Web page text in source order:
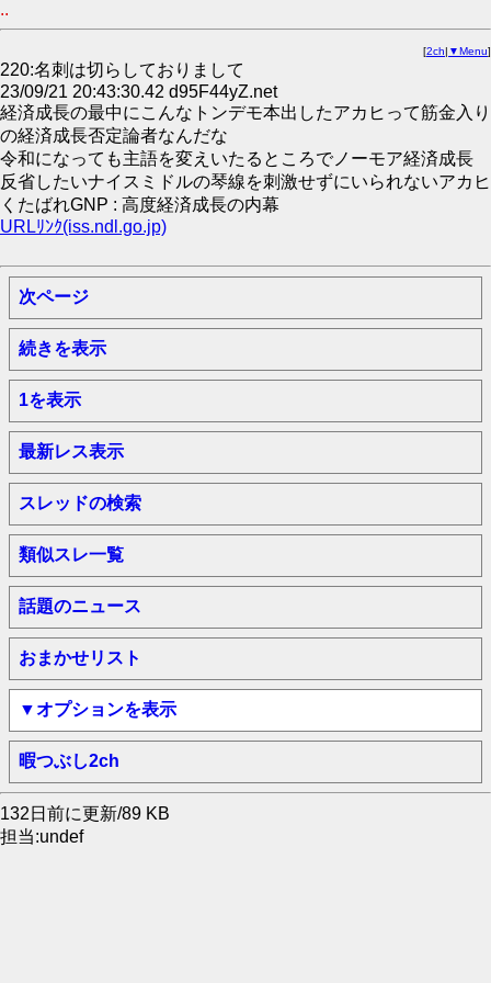
..
[2ch| ▼Menu]
220:名刺は切らしておりまして
23/09/21 20:43:30.42 d95F44yZ.net
経済成長の最中にこんなトンデモ本出したアカヒって筋金入り
の経済成長否定論者なんだな
令和になっても主語を変えいたるところでノーモア経済成長
反省したいナイスミドルの琴線を刺激せずにいられないアカヒ
くたばれGNP : 高度経済成長の内幕
URLﾘﾝｸ(iss.ndl.go.jp)
次ページ
続きを表示
1を表示
最新レス表示
スレッドの検索
類似スレ一覧
話題のニュース
おまかせリスト
▼オプションを表示
暇つぶし2ch
132日前に更新/89 KB
担当:undef